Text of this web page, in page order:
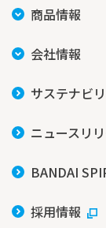
商品情報
会社情報
サステナビ
ニュースリ
BANDAI
採用情報